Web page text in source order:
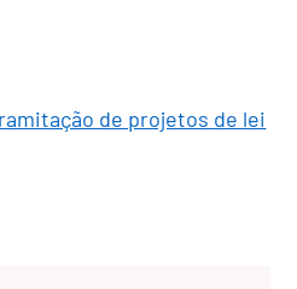
de projetos de lei